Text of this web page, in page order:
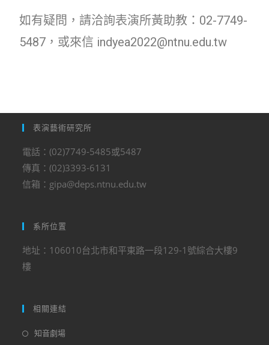
如有疑問，請洽詢表演所黃助教：02-7749-
5487，或來信 indyea2022@ntnu.edu.tw
表演藝術研究所
電話：(02)7749-5485或5487
傳真：(02)3393-6131
信箱：gipa@deps.ntnu.edu.tw
系所位置
地址：106010台北市和平東路一段129-1號綜合大樓9
樓
相關連結
知音劇場